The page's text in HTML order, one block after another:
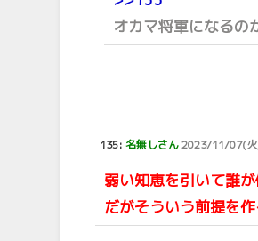
オカマ将軍になるの
135:名無しさん2023/11/07(
弱い知恵を引いて誰
だがそういう前提を